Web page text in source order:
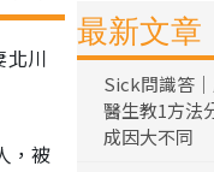
北川
，被
最新文章
Sick問識答
醫生教1方法
成因大不同